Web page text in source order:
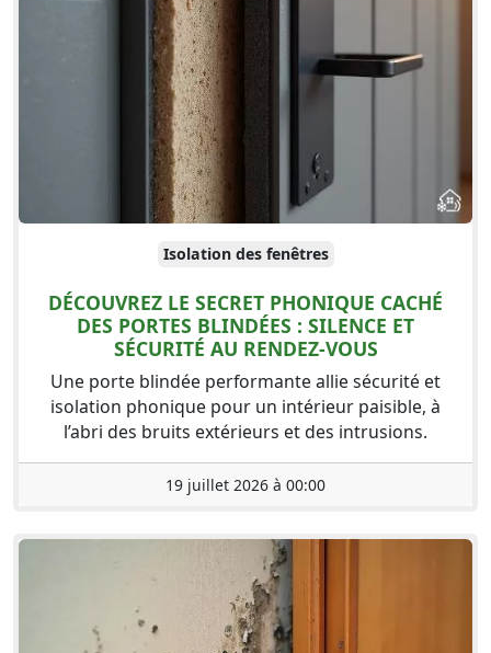
Isolation des fenêtres
DÉCOUVREZ LE SECRET PHONIQUE CACHÉ
DES PORTES BLINDÉES : SILENCE ET
SÉCURITÉ AU RENDEZ-VOUS
Une porte blindée performante allie sécurité et
isolation phonique pour un intérieur paisible, à
l’abri des bruits extérieurs et des intrusions.
19 juillet 2026 à 00:00